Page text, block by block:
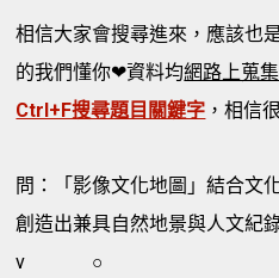
相信大家會搜尋進來，應該也
的我們懂你❤資料均網路上蒐
Ctrl+F搜尋題目關鍵字 ，相信
問：「影像文化地圖」結合文
創造出兼具自然地景與人文紀
v
○